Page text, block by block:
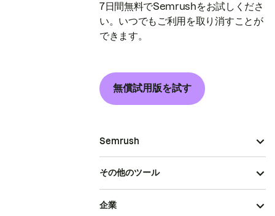
7日間無料でSemrushをお試しくださ
い。いつでもご利用を取り消すことが
できます。
無償試用版を試す
Semrush
その他のツール
企業